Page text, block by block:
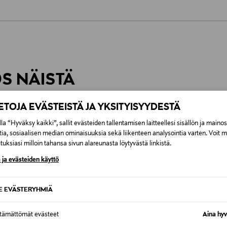
EVÄSTEISTÄ JA YKSITYISYYDESTÄ
“Hyväksy kaikki”, sallit evästeiden tallentamisen laitteellesi sisällön ja
sosiaalisen median ominaisuuksia sekä liikenteen analysointia varten. Voit
milloin tahansa sivun alareunasta löytyvästä linkistä.
ja evästeiden käyttö
EVÄSTERYHMIÄ
evästeet Aina
Alk. 6,90 €, kun toimitus on
NÄISTÄ